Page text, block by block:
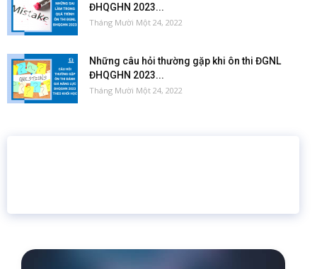
ĐHQGHN 2023...
Tháng Mười Một 24, 2022
Những câu hỏi thường gặp khi ôn thi ĐGNL
ĐHQGHN 2023...
Tháng Mười Một 24, 2022